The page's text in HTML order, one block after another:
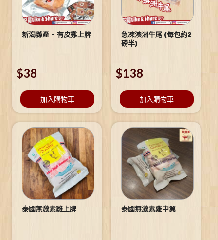
新潟縣產 – 有皮雞上脾
$38
加入購物車
急凍澳洲牛尾 (每包約2
磅半)
$138
加入購物車
泰國無激素雞上脾 泰國無激素雞中翼